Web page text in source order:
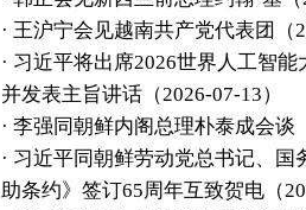
· 王沪宁会见越南共产党代表团
· 习近平将出席2026世界人工智
并发表主旨讲话 （2026-07-13）
· 李强同朝鲜内阁总理朴泰成会谈
· 习近平同朝鲜劳动党总书记、
助条约》签订65周年互致贺电 （